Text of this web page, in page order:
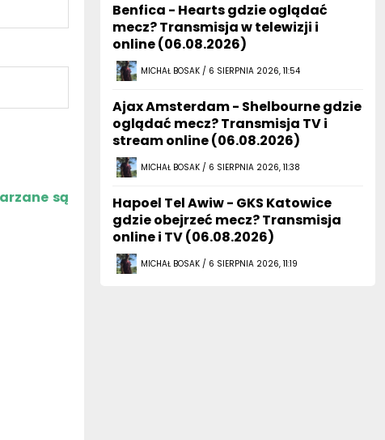
są
Benfica - Hearts gdzie oglądać
mecz? Transmisja w telewizji i
online (06.08.2026)
MICHAŁ BOSAK / 6 SIERPNIA 2026, 11:54
Ajax Amsterdam - Shelbourne gdzie
oglądać mecz? Transmisja TV i
stream online (06.08.2026)
MICHAŁ BOSAK / 6 SIERPNIA 2026, 11:38
Hapoel Tel Awiw - GKS Katowice
gdzie obejrzeć mecz? Transmisja
online i TV (06.08.2026)
MICHAŁ BOSAK / 6 SIERPNIA 2026, 11:19